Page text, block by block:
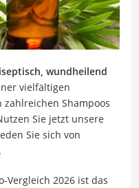
wundheilend
vielfältigen
Shampoos
Sie jetzt unsere
Sie sich von
Vergleich 2026 ist das